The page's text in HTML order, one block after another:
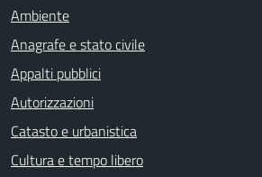
Ambiente
Anagrafe e stato civile
Appalti pubblici
Autorizzazioni
Catasto e urbanistica
Cultura e tempo libero